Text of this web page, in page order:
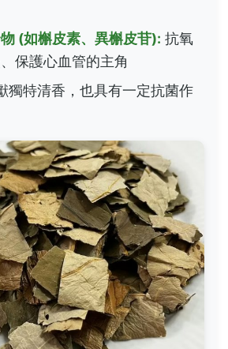
(如槲皮素、異槲皮苷): 抗氧
保護心血管的主角
獨特清香，也具有一定抗菌作